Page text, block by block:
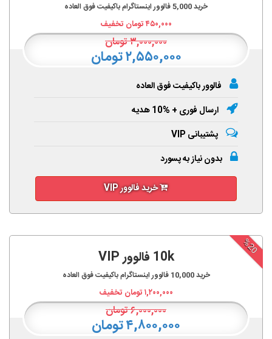
خرید5,000فالوور اینستاگرام باکیفیت فوق العاده
۴۵۰,۰۰۰تومان تخفیف
۳,۰۰۰,۰۰۰تومان
۲,۵۵۰,۰۰۰ تومان
فالوور باکیفیت فوق العاده
ارسال فوری + %10 هدیه
پشتیبانی VIP
بدون نیاز به پسورد
خرید فالوور VIP
%20
10k فالوور VIP
خرید10,000 فالوور اینستاگرام باکیفیت فوق العاده
۱,۲۰۰,۰۰۰تومان تخفیف
۶,۰۰۰,۰۰۰تومان
۴,۸۰۰,۰۰۰ تومان